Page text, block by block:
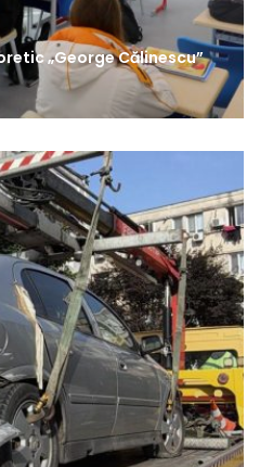
„George Călinescu”